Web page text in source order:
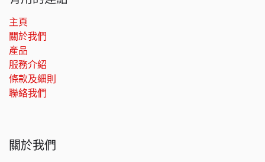
主頁
關於我們
產品
服務介紹
條款及細則
聯絡我們
關於我們